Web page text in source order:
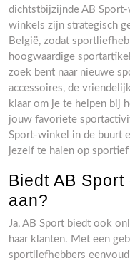
dichtstbijzijnde AB
winkels zijn strategisch
België, zodat
hoogwaardige
zoek bent naar nieuwe
accessoires, de
klaar om je te helpen bij
jouw favoriete
Sport-winkel in de buurt
jezelf te halen op sportief
Biedt AB
aan?
Ja, AB Sport biedt ook
haar klanten. Met een
sportliefhebbers